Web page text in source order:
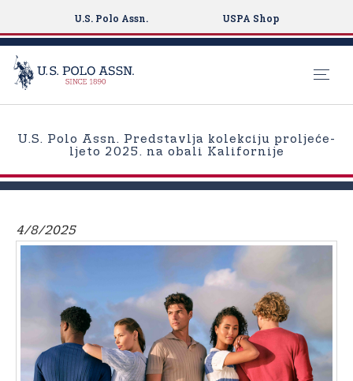
t
U.S. Polo Assn. USPA Shop
U.S. Polo Assn. Predstavlja kolekciju proljeće-
ljeto 2025. na obali Kalifornije
4/8/2025